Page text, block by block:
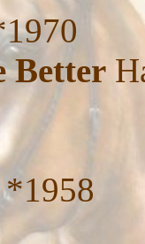
Better